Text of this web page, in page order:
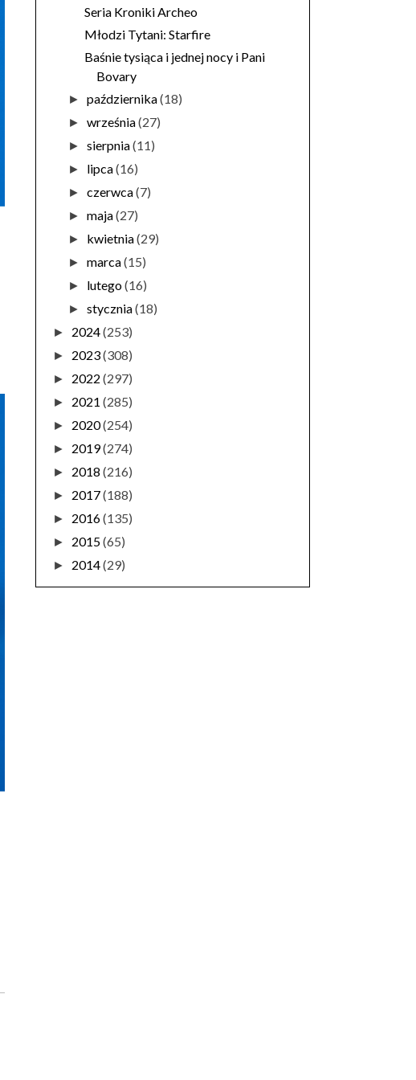
Seria Kroniki Archeo
Młodzi Tytani: Starfire
Baśnie tysiąca i jednej nocy i Pani
Bovary
►października(18)
►września(27)
►sierpnia(11)
► lipca(16)
►czerwca(7)
►maja(27)
► kwietnia(29)
►marca(15)
► lutego(16)
►stycznia(18)
► 2024(253)
► 2023(308)
► 2022 (297)
► 2021 (285)
► 2020(254)
► 2019(274)
► 2018 (216)
► 2017(188)
► 2016(135)
► 2015(65)
► 2014(29)